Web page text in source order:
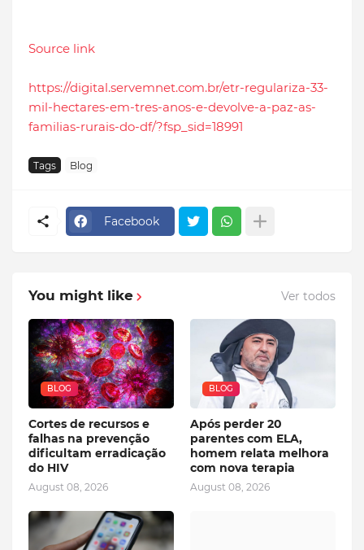
Source link
https://digital.servemnet.com.br/etr-regulariza-33-
mil-hectares-em-tres-anos-e-devolve-a-paz-as-
familias-rurais-do-df/?fsp_sid=18991
Tags Blog
Facebook
You might like Ver todos
BLOG
Cortes de recursos e
falhas na prevenção
dificultam erradicação
do HIV
August 08, 2026
BLOG
Após perder 20
parentes com ELA,
homem relata melhora
com nova terapia
August 08, 2026